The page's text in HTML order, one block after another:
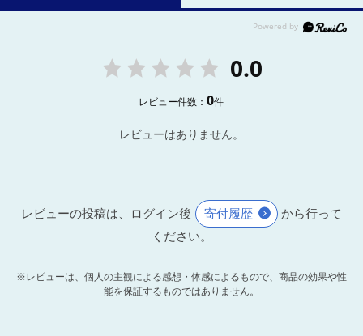
0.0
レビュー件数：0件
レビューはありません。
レビューの投稿は、ログイン後 寄付履歴
から行って
ください。
※レビューは、個人の主観による感想・体感によるもので、商品の効果や性
能を保証するものではありません。